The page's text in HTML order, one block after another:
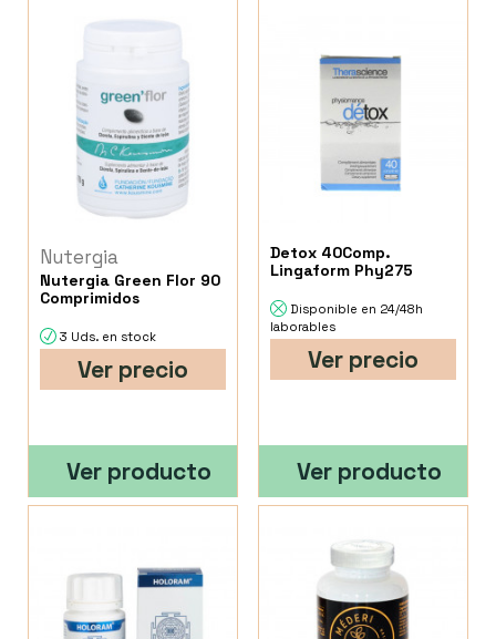
Nutergia
Nutergia Green Flor 90
Comprimidos
3 Uds. en stock
Ver precio
Ver producto
Detox 40Comp.
Lingaform Phy275
Disponible en 24/48h
laborables
Ver precio
Ver producto